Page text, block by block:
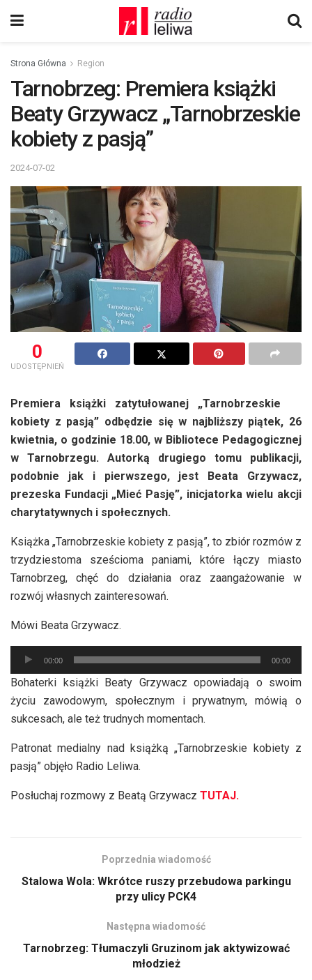
Strona Główna Region
Tarnobrzeg: Premiera książki
Beaty Grzywacz „Tarnobrzeskie
kobiety z pasją”
2024-07-02
0
UDOSTĘPNIEŃ
Premiera książki zatytułowanej „Tarnobrzeskie
kobiety z pasją” odbędzie się w najbliższy piątek, 26
kwietnia, o godzinie 18.00, w Bibliotece Pedagogicznej
w Tarnobrzegu. Autorką drugiego tomu publikacji,
podobnie jak i pierwszego, jest Beata Grzywacz,
prezeska Fundacji „Mieć Pasję”, inicjatorka wielu akcji
charytatywnych i społecznych.
Książka „Tarnobrzeskie kobiety z pasją”, to zbiór rozmów z
trzydziestoma sześcioma paniami, które łączy miasto
Tarnobrzeg, chęć do działania oraz zaangażowanie w
rozwój własnych zainteresowań.
Mówi Beata Grzywacz.
Odtwarzacz
plików
dźwiękowych
00:00 00:00
Bohaterki książki Beaty Grzywacz opowiadają o swoim
życiu zawodowym, społecznym i prywatnym, mówią o
sukcesach, ale też trudnych momentach.
Patronat medialny nad książką „Tarnobrzeskie kobiety z
pasją” objęło Radio Leliwa.
Posłuchaj rozmowy z Beatą Grzywacz TUTAJ.
Poprzednia wiadomość
Stalowa Wola: Wkrótce ruszy przebudowa parkingu
przy ulicy PCK4
Następna wiadomość
Tarnobrzeg: Tłumaczyli Gruzinom jak aktywizować
młodzież